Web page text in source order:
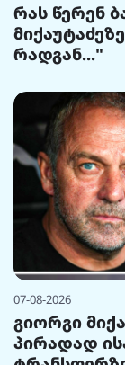
რას წერენ
რადგან..."
07-08-2026
გიორგი
პირადად